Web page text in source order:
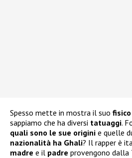
Spesso mette in mostra il suo fisico
sappiamo che ha diversi tatuaggi.
quali sono le sue origini e quelle
nazionalità ha Ghali? Il rapper è
madre e il padre provengono dalla